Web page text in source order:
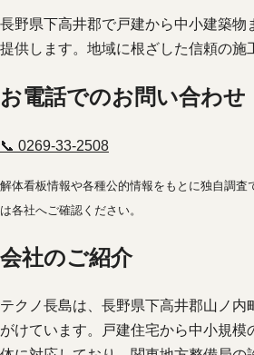
長野県下高井郡で戸建から中小建築物
提供します。地域に根ざした信頼の施
お電話でのお問い合わせ
📞 0269-33-2508
解体看板情報や各種公的情報をもとに独自調査
は各社へご確認ください。
会社のご紹介
テクノ長島は、長野県下高井郡山ノ内
がけています。戸建住宅から中小規模